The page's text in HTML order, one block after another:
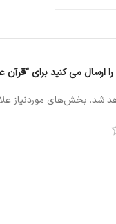
ارسال می کنید برای
شد. بخش‌های موردنیاز